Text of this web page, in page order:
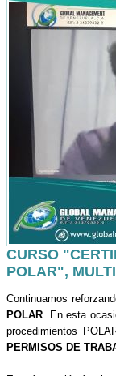
CURSO
POLAR",
Continuamos
POLAR . En esta
procedimientos
PERMISOS DE